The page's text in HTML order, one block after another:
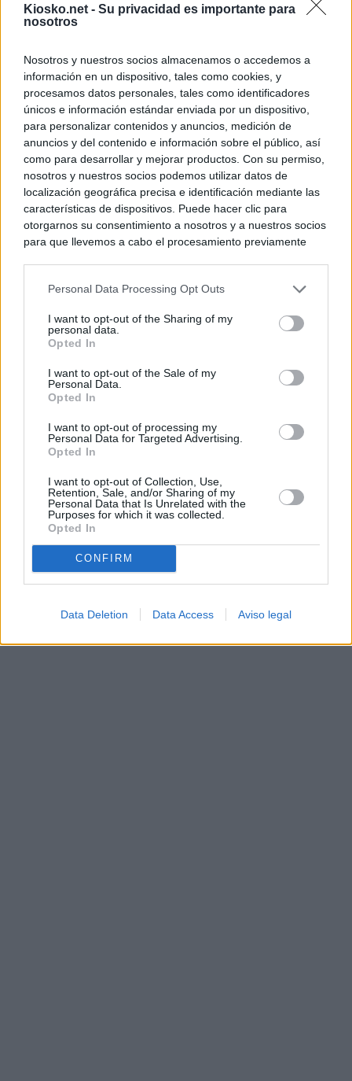
Kiosko.net - Su privacidad es importante para
nosotros
Nosotros y nuestros socios almacenamos o accedemos a
información en un dispositivo, tales como cookies, y
procesamos datos personales, tales como identificadores
únicos e información estándar enviada por un dispositivo,
para personalizar contenidos y anuncios, medición de
anuncios y del contenido e información sobre el público, así
como para desarrollar y mejorar productos. Con su permiso,
nosotros y nuestros socios podemos utilizar datos de
localización geográfica precisa e identificación mediante las
características de dispositivos. Puede hacer clic para
otorgarnos su consentimiento a nosotros y a nuestros socios
para que llevemos a cabo el procesamiento previamente
negar su consentimiento. Tenga en cuenta que algún
de su consentimiento, pero usted tiene el derecho de
rechazar tal procesamiento. Sus preferencias se aplicarán
cualquier momento entrando de nuevo en este sitio web o
visitando nuestra política de privacidad.
Personal Data Processing Opt Outs
I want to opt-out of the Sharing of my
personal data.
Opted In
I want to opt-out of the Sale of my
Personal Data.
Opted In
I want to opt-out of processing my
Personal Data for Targeted Advertising.
Opted In
I want to opt-out of Collection, Use,
Retention, Sale, and/or Sharing of my
Personal Data that Is Unrelated with the
Purposes for which it was collected.
Opted In
CONFIRM
Data Deletion Data Access Aviso legal